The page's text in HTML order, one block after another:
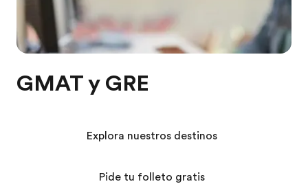
GMAT y GRE
Explora nuestros destinos
Pide tu folleto gratis